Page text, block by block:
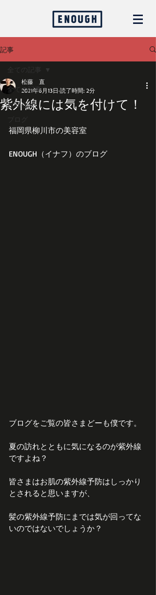
記事
全ての記事
お知らせ
ブログ
全ての記事
紫外線には気を付けて！
松藤 直
2021年6月13日 読了時間: 2分
福岡県柳川市の美容室
ENOUGH（イナフ）のブログ
ブログをご覧の皆さまどーも僕です。
夏の訪れとともに気になるのが紫外線
ですよね？
皆さまはお肌の紫外線予防はしっかり
とされると思いますが、
髪の紫外線予防にまでは気が回ってな
いのではないでしょうか？